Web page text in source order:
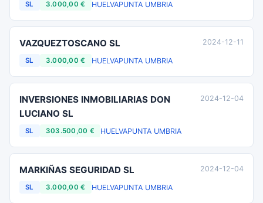
SL 3.000,00 € HUELVAPUNTA UMBRIA
VAZQUEZTOSCANO SL
SL 3.000,00 € HUELVAPUNTA UMBRIA
2024-12-11
INVERSIONES INMOBILIARIAS DON
LUCIANO SL
SL 303.500,00 € HUELVAPUNTA UMBRIA
2024-12-04
MARKIÑAS SEGURIDAD SL
SL 3.000,00 € HUELVAPUNTA UMBRIA
2024-12-04